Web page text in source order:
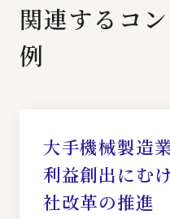
関連するコ
例
大手機械製造
利益創出にむ
社改革の推進